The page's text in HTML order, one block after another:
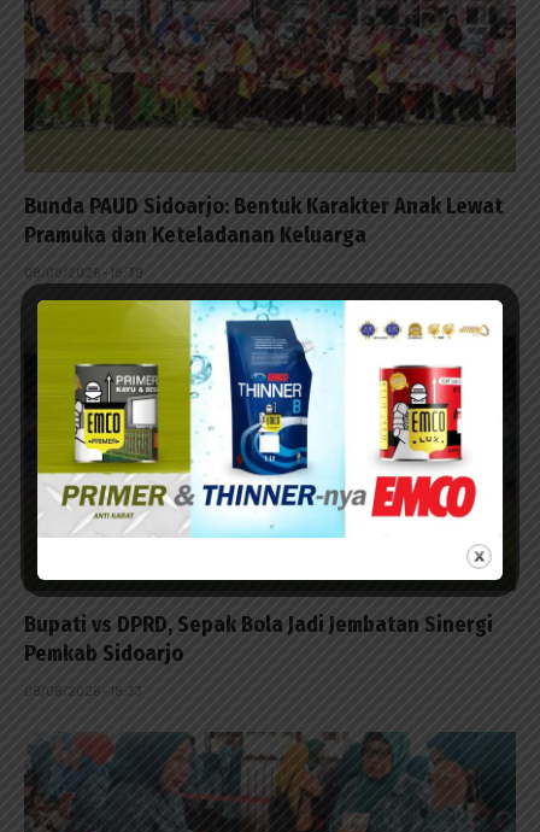
Bunda PAUD Sidoarjo: Bentuk Karakter Anak Lewat
Pramuka dan Keteladanan Keluarga
08/08/2026 - 18:39
Bupati vs DPRD, Sepak Bola Jadi Jembatan Sinergi
Pemkab Sidoarjo
08/08/2026 - 18:33